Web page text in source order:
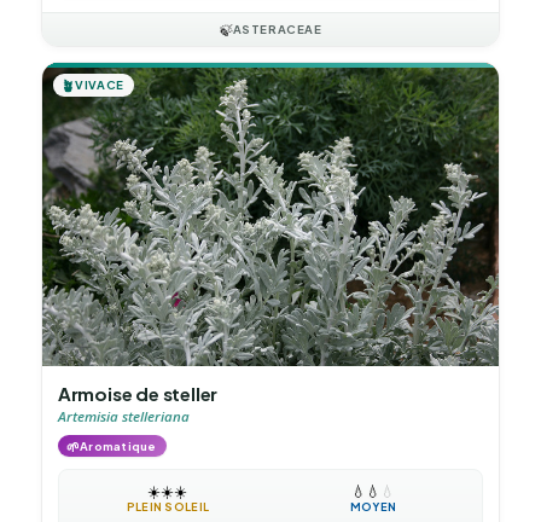
🍃ASTERACEAE
🪴VIVACE
Armoise de steller
Artemisia stelleriana
🌱Aromatique
☀️☀️☀️
PLEIN SOLEIL
💧 💧 💧
MOYEN